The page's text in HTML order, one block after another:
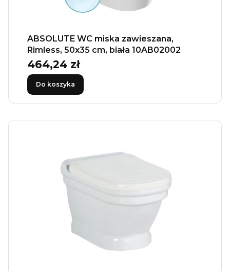
ABSOLUTE WC miska zawieszana,
Rimless, 50x35 cm, biała 10AB02002
Cena
464,24 zł
Do koszyka